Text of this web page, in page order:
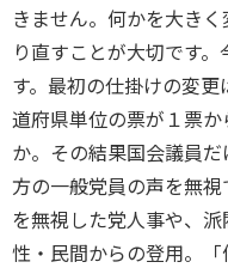
きません。何かを大き
り直すことが大切です
す。最初の仕掛けの変
道府県単位の票が１票
か。その結果国会議員
方の一般党員の声を無
を無視した党人事や、
性・民間からの登用。「